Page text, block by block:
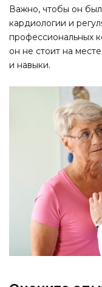
Важно, чтобы он
кардиологии и
профессиональных
он не стоит на
и навыки.